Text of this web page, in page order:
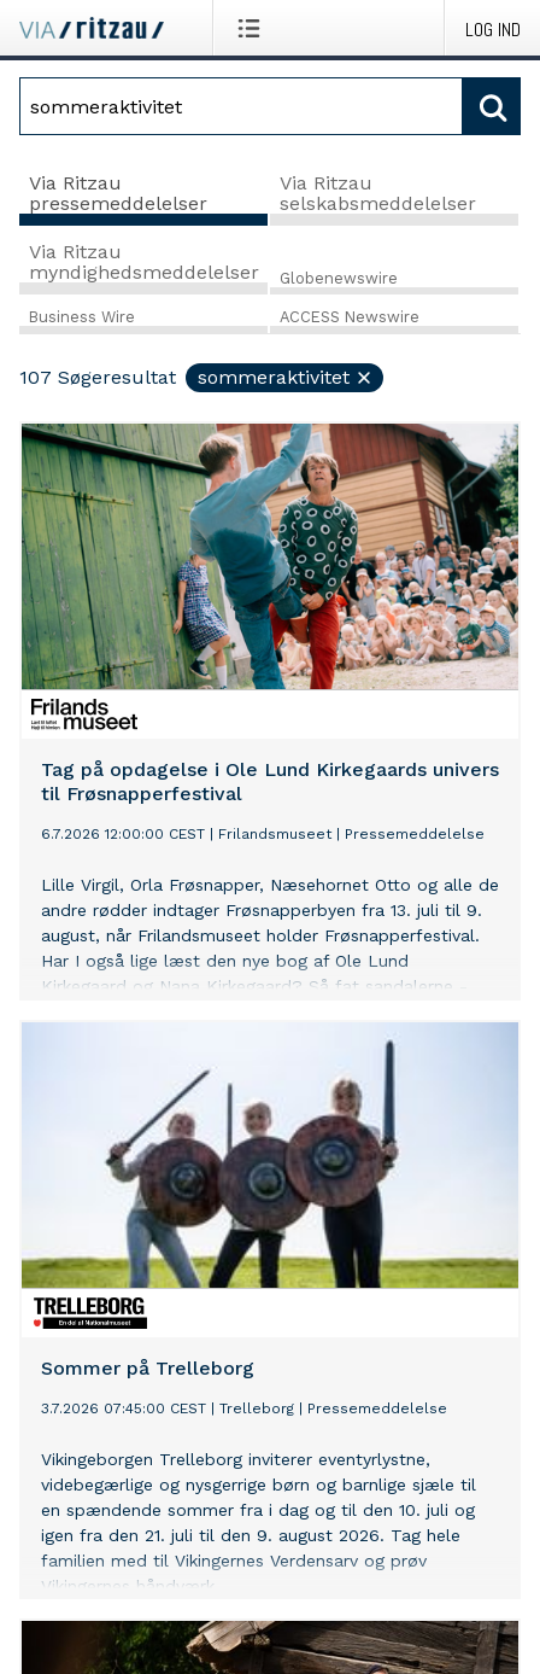
LOG IND
Via Ritzau
pressemeddelelser
Via Ritzau
selskabsmeddelelser
Via Ritzau
myndighedsmeddelelser
Globenewswire
Business Wire ACCESS Newswire
107 Søgeresultat sommeraktivitet
Tag på opdagelse i Ole Lund Kirkegaards univers
til Frøsnapperfestival
6.7.2026 12:00:00 CEST Frilandsmuseet| Pressemeddelelse
Lille Virgil, Orla Frøsnapper, Næsehornet Otto og alle de
andre rødder indtager Frøsnapperbyen fra 13. juli til 9.
august, når Frilandsmuseet holder Frøsnapperfestival.
Har I også lige læst den nye bog af Ole Lund
Kirkegaard og Nana Kirkegaard? Så fat sandalerne -
gå på opdagelse i det elskede børnebogsunivers.
Sommer på Trelleborg
3.7.2026 07:45:00 CEST Trelleborg Pressemeddelelse
Vikingeborgen Trelleborg inviterer eventyrlystne,
videbegærlige og nysgerrige børn og barnlige sjæle til
en spændende sommer fra i dag og til den 10. juli og
igen fra den 21. juli til den 9. august 2026. Tag hele
familien med til Vikingernes Verdensarv og prøv
Vikingernes håndværk